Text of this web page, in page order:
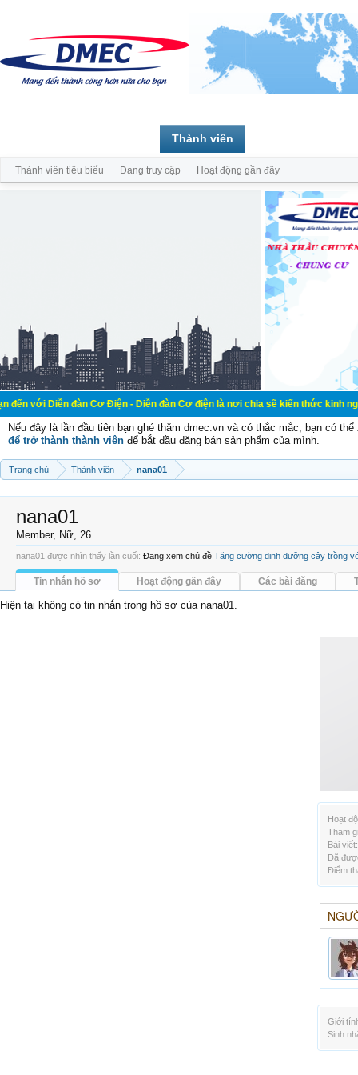
đàn Cơ Điện - Diễn đàn Cơ điện là nơi chia sẽ kiến thức kinh nghiệm
Nếu đây là lần đầu tiên bạn ghé thăm dmec.vn và có thắc mắc, bạn có
để trở thành thành viên để bắt đầu đăng bán sản phẩm của mình.
Trang chủ Thành viên nana01
Hoạt
Tham
Bài viết:
Đã
Điểm
Giới
Sinh
nana01
Member, Nữ, 26
nana01 được nhìn thấy lần cuối: Đang xem chủ đề Tăng cường dinh dưỡng cây trồng
Tin nhắn hồ sơ Hoạt động gần đây Các bài đăng
Hiện tại không có tin nhắn trong hồ sơ của nana01.
Thành viên
Thành viên tiêu biểu Đang truy cập Hoạt động gần đây